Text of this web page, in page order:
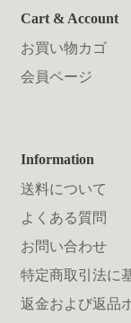
Cart & Account
お買い物カゴ
会員ページ
Information
送料について
よくある質問
お問い合わせ
特定商取引法に
返金および返品